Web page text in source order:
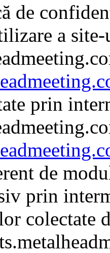
de
a
prin
de
prin
colectate